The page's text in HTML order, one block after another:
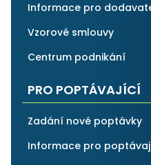
Informace pro
Vzorové smlouvy
Centrum podnikání
PRO POPTÁVAJÍCÍ
Zadání nové poptávky
Informace pro